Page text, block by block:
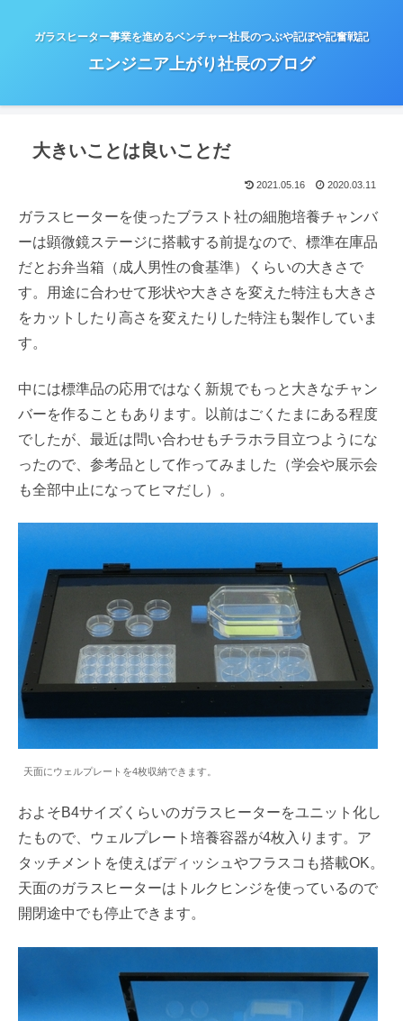
ガラスヒーター事業を進めるベンチャー社長のつぶや記ぼや記奮戦記
エンジニア上がり社長のブログ
大きいことは良いことだ
2021.05.16 2020.03.11
ガラスヒーターを使ったブラスト社の細胞培養チャンバ
ーは顕微鏡ステージに搭載する前提なので、標準在庫品
だとお弁当箱（成人男性の食基準）くらいの大きさで
す。用途に合わせて形状や大きさを変えた特注も大きさ
をカットしたり高さを変えたりした特注も製作していま
す。
中には標準品の応用ではなく新規でもっと大きなチャン
バーを作ることもあります。以前はごくたまにある程度
でしたが、最近は問い合わせもチラホラ目立つようにな
ったので、参考品として作ってみました（学会や展示会
も全部中止になってヒマだし）。
天面にウェルプレートを4枚収納できます。
およそB4サイズくらいのガラスヒーターをユニット化し
たもので、ウェルプレート培養容器が4枚入ります。ア
タッチメントを使えばディッシュやフラスコも搭載OK。
天面のガラスヒーターはトルクヒンジを使っているので
開閉途中でも停止できます。